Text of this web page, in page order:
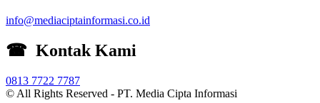
info@mediaciptainformasi.co.id
☎ Kontak Kami
0813 7722 7787
© All Rights Reserved - PT. Media Cipta Informasi